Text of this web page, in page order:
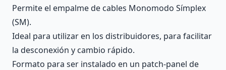
Permite el empalme de cables Monomodo Símplex
(SM).
Ideal para utilizar en los distribuidores, para facilitar
la desconexión y cambio rápido.
Formato para ser instalado en un patch-panel de